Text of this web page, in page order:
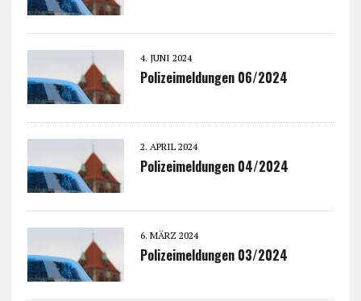
4. JUNI 2024
Polizeimeldungen 06/2024
2. APRIL 2024
Polizeimeldungen 04/2024
6. MÄRZ 2024
Polizeimeldungen 03/2024